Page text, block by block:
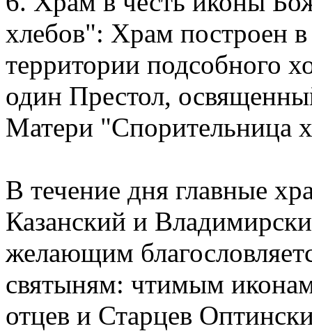
хлебов": Храм построен
территории подсобного
один Престол,
Матери "Спорительница
В течение дня главные
Казанский и
желающим
святыням: чтимым
отцев и Старцев